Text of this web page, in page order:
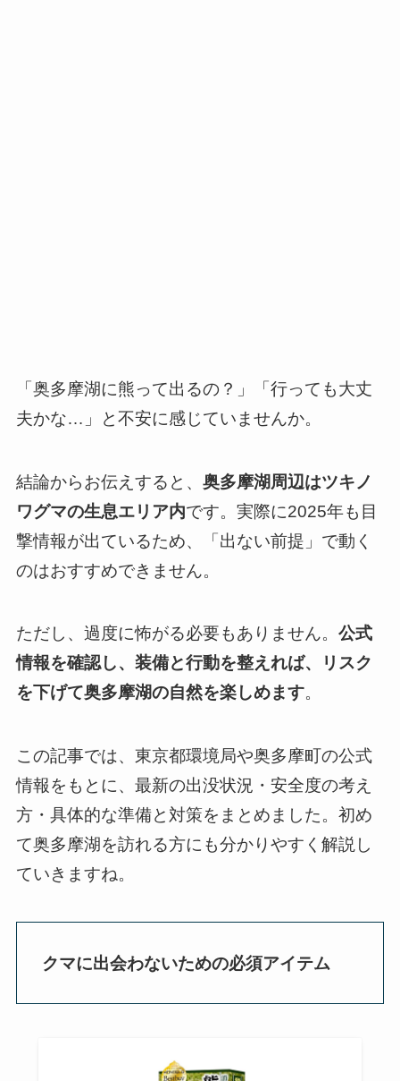
「奥多摩湖に熊って出るの？」「行っても大丈
夫かな…」と不安に感じていませんか。
結論からお伝えすると、 奥多摩湖周辺はツキノ
ワグマの生息エリア内です。実際に2025年も目
撃情報が出ているため、「出ない前提」で動く
のはおすすめできません。
ただし、過度に怖がる必要もありません。 公式
情報を確認し、装備と行動を整えれば、リスク
を下げて奥多摩湖の自然を楽しめます。
この記事では、東京都環境局や奥多摩町の公式
情報をもとに、最新の出没状況・安全度の考え
方・具体的な準備と対策をまとめました。初め
て奥多摩湖を訪れる方にも分かりやすく解説し
ていきますね。
クマに出会わないための必須アイテム